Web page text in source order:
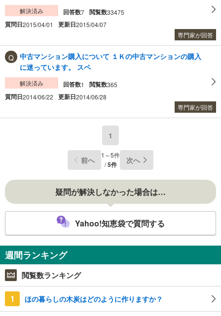
解決済み 回答数7 閲覧数33475
質問日2015/04/01 更新日2015/04/07
専門家が回答
中古マンション購入について １Ｋの中古マンションの購入
に迷っています。 スペ
解決済み 回答数1 閲覧数365
質問日2014/06/22 更新日2014/06/28
専門家が回答
1
前へ
1～5件
/5件 次へ
疑問が解決しなかった場合は…
Yahoo!知恵袋で質問する
週間ランキング
閲覧数ランキング
1 ほの暮らしの木炭はどのように作りますか？